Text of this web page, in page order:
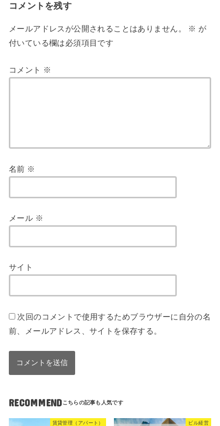
コメントを残す
メールアドレスが公開されることはありません。 ※ が
付いている欄は必須項目です
コメント ※
名前 ※
メール ※
サイト
次回のコメントで使用するためブラウザーに自分の名
前、メールアドレス、サイトを保存する。
RECOMMEND
賃貸管理（アパート） ビル経営